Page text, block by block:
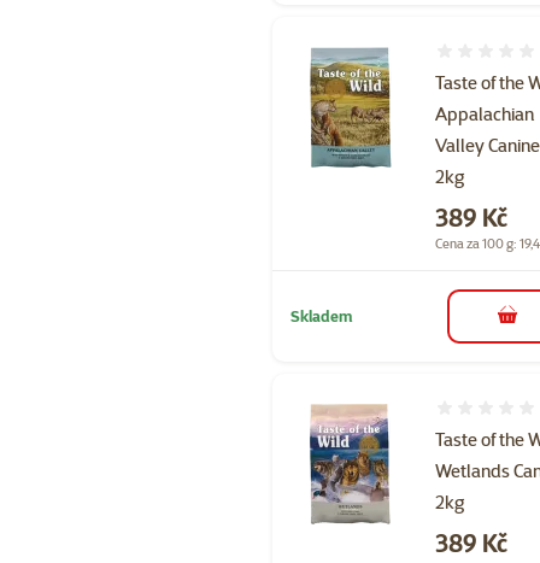
Taste of the
Appalachian
Valley Canine
2kg
Cena
389 Kč
Cena za 100 g:
Skladem do
Taste of the
Wetlands
2kg
Cena
389 Kč